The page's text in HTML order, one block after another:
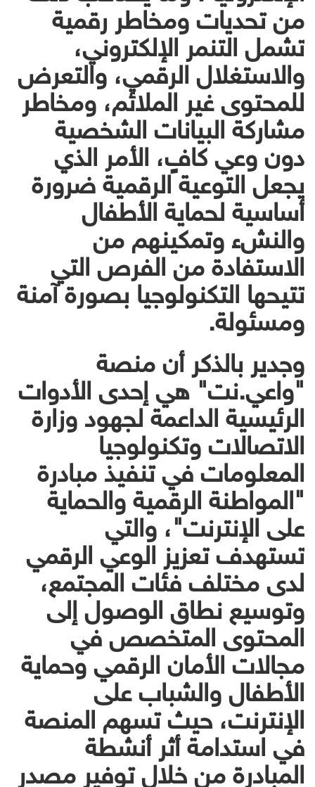
من تحديات ومخاطر رقمية
تشمل التنمر الإلكتروني،
والاستغلال الرقمي، والتعرض
للمحتوى غير الملائم، ومخاطر
مشاركة البيانات الشخصية
دون وعي كافٍ، الأمر الذي
يجعل التوعية الرقمية ضرورة
أساسية لحماية الأطفال
والنشء وتمكينهم من
الاستفادة من الفرص التي
تتيحها التكنولوجيا بصورة آمنة
ومسئولة.
وجدير بالذكر أن منصة
"واعي.نت" هي إحدى الأدوات
الرئيسية الداعمة لجهود وزارة
الاتصالات وتكنولوجيا
المعلومات في تنفيذ مبادرة
"المواطنة الرقمية والحماية
على الإنترنت"، والتي
تستهدف تعزيز الوعي الرقمي
لدى مختلف فئات المجتمع،
وتوسيع نطاق الوصول إلى
المحتوى المتخصص في
مجالات الأمان الرقمي وحماية
الأطفال والشباب على
الإنترنت، حيث تسهم المنصة
في استدامة أثر أنشطة
المبادرة من خلال توفير مصدر